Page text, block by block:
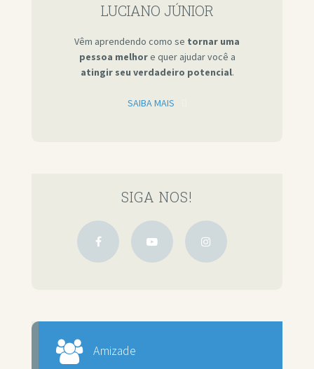
LUCIANO JÚNIOR
Vêm aprendendo como se tornar uma
pessoa melhore quer ajudar você a
atingir seu verdadeiro potencial.
SAIBA MAIS
SIGA NOS!
Amizade